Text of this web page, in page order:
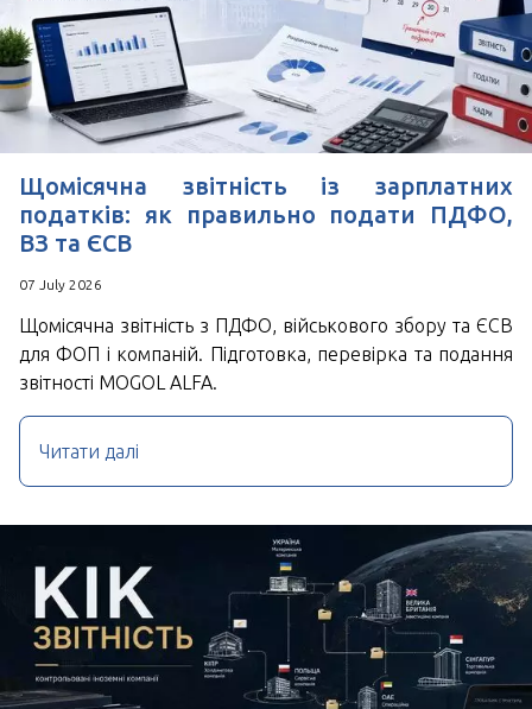
Щомісячна звітність із зарплатних
податків: як правильно подати ПДФО,
ВЗ та ЄСВ
07 July 2026
Щомісячна звітність з ПДФО, військового збору та ЄСВ
для ФОП і компаній. Підготовка, перевірка та подання
звітності MOGOL ALFA.
Читати далі